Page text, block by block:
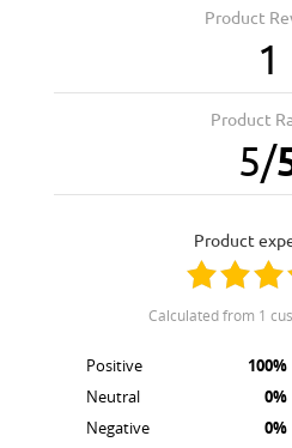
Product
1
Product
5/
product
calculated from 1
Positive
100%
Neutral
0%
Negative
0%